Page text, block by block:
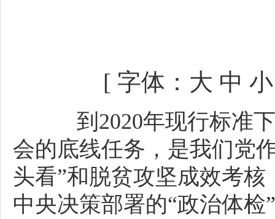
[ 字体： 大 中 小
到2020年现行标准下
会的底线任务，是我们党
头看”和脱贫攻坚成效考
中央决策部署的“政治体